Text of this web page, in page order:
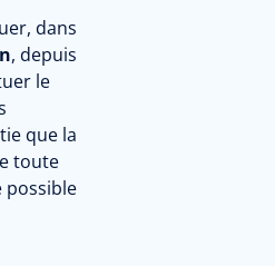
dans
, depuis
le
que la
toute
possible